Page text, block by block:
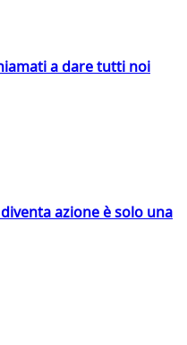
a dare tutti noi
azione è solo una